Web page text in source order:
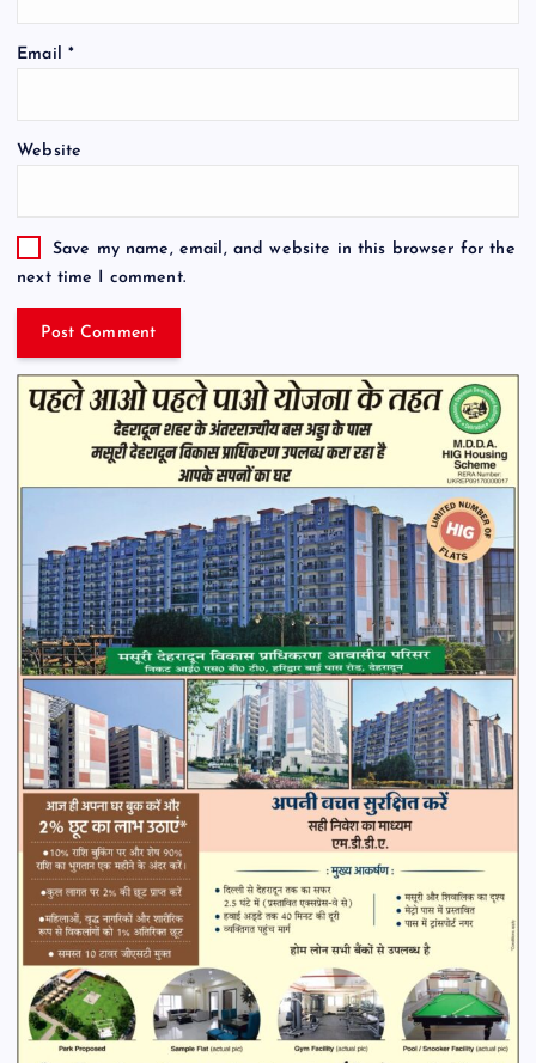
Email *
Website
Save my name, email, and website in this browser for the
next time I comment.